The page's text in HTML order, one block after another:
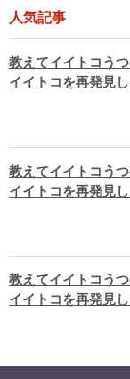
人気記事
教えてイイトコう
イイトコを再発見
教えてイイトコう
イイトコを再発見
教えてイイトコう
イイトコを再発見